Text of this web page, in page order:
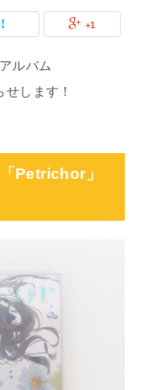
+1
ルバム
します！
Petrichor」